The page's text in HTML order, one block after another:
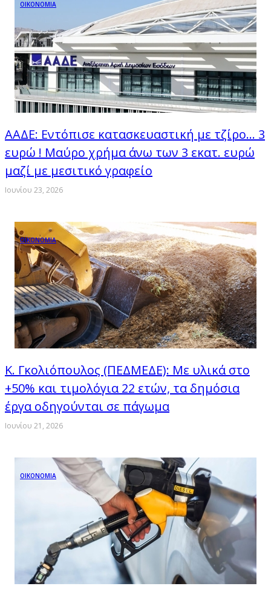
ΟΙΚΟΝΟΜΙΑ
ΑΑΔΕ: Εντόπισε κατασκευαστική με τζίρο… 3
ευρώ ! Μαύρο χρήμα άνω των 3 εκατ. ευρώ
μαζί με μεσιτικό γραφείο
Ιουνίου 23, 2026
ΟΙΚΟΝΟΜΙΑ
Κ. Γκολιόπουλος (ΠΕΔΜΕΔΕ): Με υλικά στο
+50% και τιμολόγια 22 ετών, τα δημόσια
έργα οδηγούνται σε πάγωμα
Ιουνίου 21, 2026
ΟΙΚΟΝΟΜΙΑ